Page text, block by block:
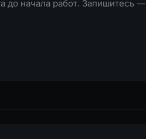
до начала работ. Запишитесь —